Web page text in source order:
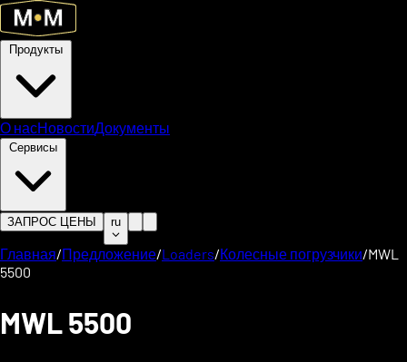
О насНовостиДокументы
ЗАПРОС ЦЕНЫ ru
Главная/Предложение/Loaders/Колесные погрузчики/MWL
5500
MWL 5500